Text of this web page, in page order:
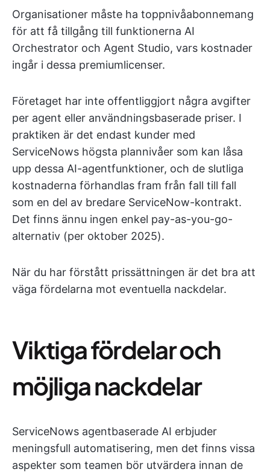
Organisationer måste ha toppnivåabonnemang
för att få tillgång till funktionerna AI
Orchestrator och Agent Studio, vars kostnader
ingår i dessa premiumlicenser.
Företaget har inte offentliggjort några avgifter
per agent eller användningsbaserade priser. I
praktiken är det endast kunder med
ServiceNows högsta plannivåer som kan låsa
upp dessa AI-agentfunktioner, och de slutliga
kostnaderna förhandlas fram från fall till fall
som en del av bredare ServiceNow-kontrakt.
Det finns ännu ingen enkel pay-as-you-go-
alternativ (per oktober 2025).
När du har förstått prissättningen är det bra att
väga fördelarna mot eventuella nackdelar.
Viktiga fördelar och
möjliga nackdelar
ServiceNows agentbaserade AI erbjuder
meningsfull automatisering, men det finns vissa
aspekter som teamen bör utvärdera innan de